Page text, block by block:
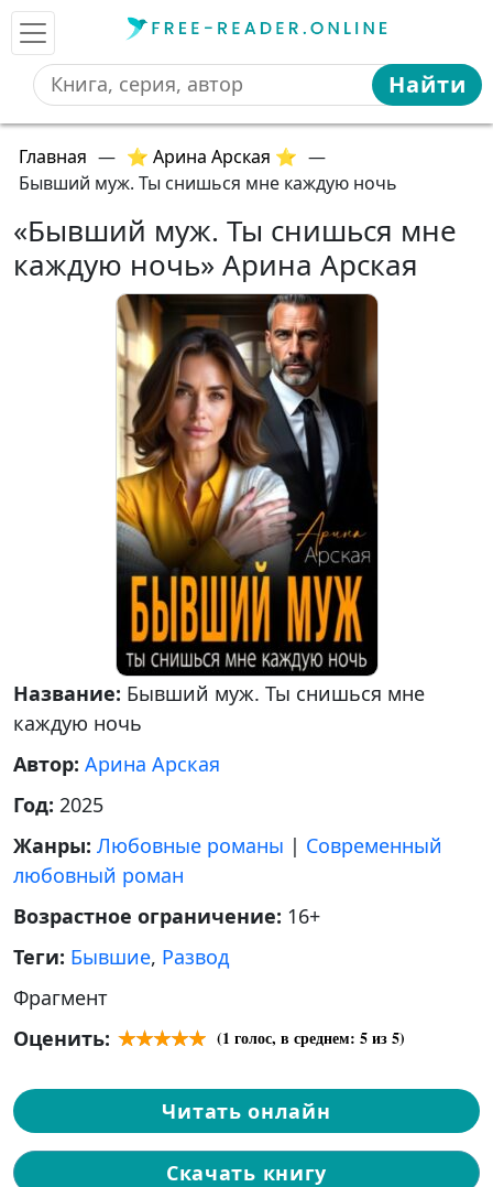
Найти
Главная — ⭐ Арина Арская ⭐ —
Бывший муж. Ты снишься мне каждую ночь
«Бывший муж. Ты снишься мне
каждую ночь» Арина Арская
Название: Бывший муж. Ты снишься мне
каждую ночь
Автор: Арина Арская
Год: 2025
Жанры: Любовные романы | Современный
любовный роман
Возрастное ограничение: 16+
Теги: Бывшие, Развод
Фрагмент
Оценить:
(1 голос, в среднем: 5из 5)
Читать онлайн
Скачать книгу